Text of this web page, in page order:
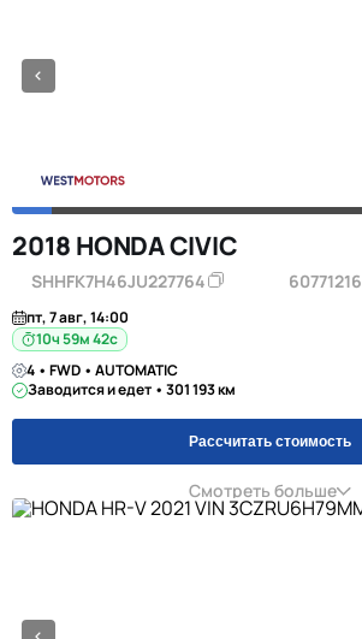
2018 HONDA CIVIC
SHHFK7H46JU227764 60771216
пт, 7 авг, 14:00
10ч 59м 42с
4 • FWD • AUTOMATIC
Заводится и едет • 301 193 км
Рассчитать стоимость
Смотреть больше